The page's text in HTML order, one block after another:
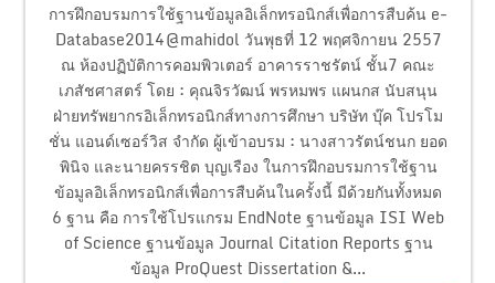
การฝึกอบรมการใช้ฐานข้อมูลอิเล็กทรอนิกส์เพื่อการสืบค้น e-
Database2014@mahidol วันพุธที่ 12 พฤศจิกายน 2557
ณ ห้องปฏิบัติการคอมพิวเตอร์ อาคารราชรัตน์ ชั้น7 คณะ
เภสัชศาสตร์ โดย : คุณจิรวัฒน์ พรหมพร แผนกส นับสนุน
ฝ่ายทรัพยากรอิเล็กทรอนิกส์ทางการศึกษา บริษัท บุ๊ค โปรโม
ชั่น แอนด์เซอร์วิส จำกัด ผู้เข้าอบรม : นางสาวรัตน์ชนก ยอด
พินิจ และนายครรชิต บุญเรือง ในการฝึกอบรมการใช้ฐาน
ข้อมูลอิเล็กทรอนิกส์เพื่อการสืบค้นในครั้งนี้ มีด้วยกันทั้งหมด
6 ฐาน คือ การใช้โปรแกรม EndNote ฐานข้อมูล ISI Web
of Science ฐานข้อมูล Journal Citation Reports ฐาน
ข้อมูล ProQuest Dissertation &...